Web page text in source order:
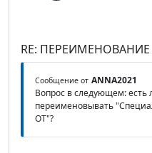
RE:
Сообщение от ANNA2021
Вопрос в следующем:
переименовывать
ОТ"?